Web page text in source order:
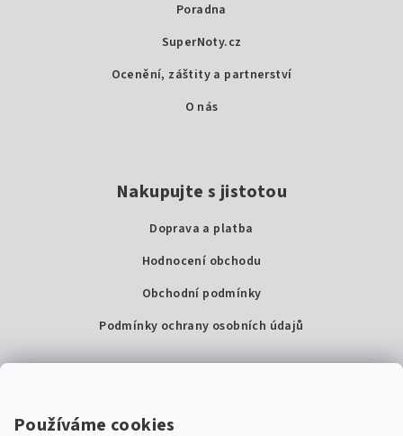
Používáme cookies
Poradna
SuperNoty.cz
Ocenění, záštity a partnerství
O nás
Nakupujte s jistotou
Doprava a platba
Hodnocení obchodu
Obchodní podmínky
Podmínky ochrany osobních údajů
Super Noty, s.r.o.